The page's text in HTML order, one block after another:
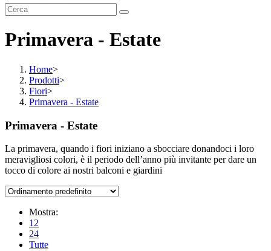
Primavera - Estate
Home>
Prodotti>
Fiori>
Primavera - Estate
Primavera - Estate
La primavera, quando i fiori iniziano a sbocciare donandoci i loro
meravigliosi colori, è il periodo dell’anno più invitante per dare un
tocco di colore ai nostri balconi e giardini
Mostra:
12
24
Tutte